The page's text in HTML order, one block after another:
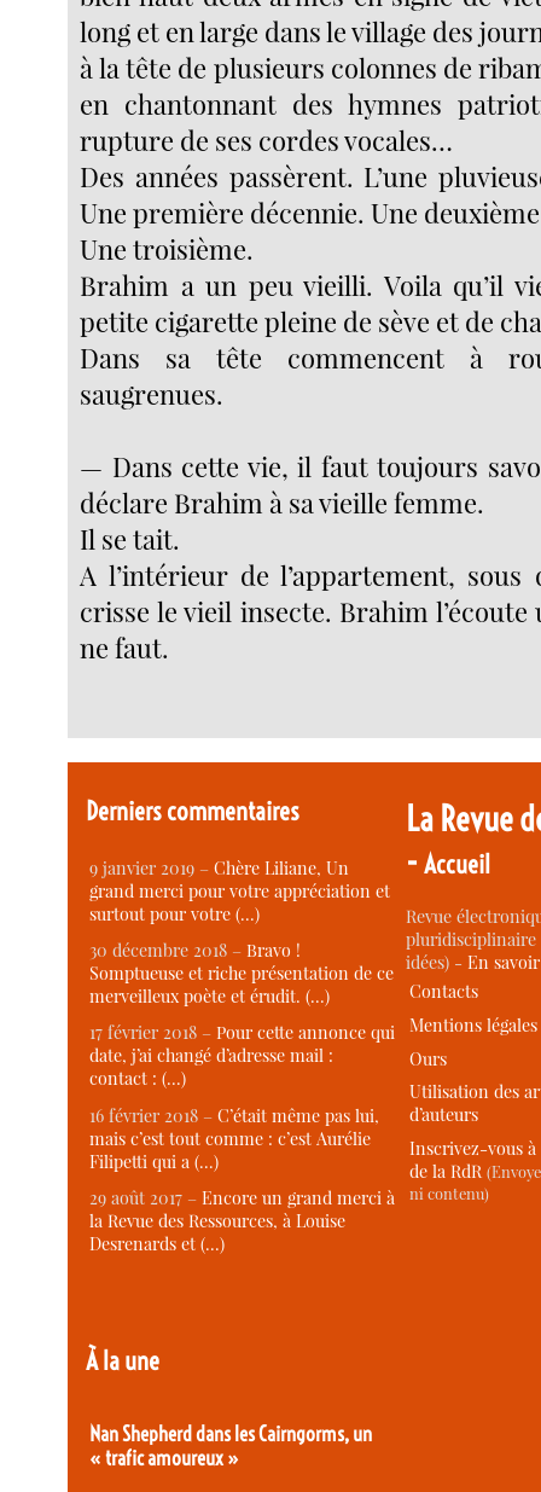
long et en large dans le village des
à la tête de plusieurs colonnes de
en chantonnant des hymnes
rupture de ses cordes vocales…
Des années passèrent. L’une
Une première décennie. Une
Une troisième.
Brahim a un peu vieilli. Voila qu’il
petite cigarette pleine de sève et de
Dans sa tête commencent à
saugrenues.
— Dans cette vie, il faut toujours
déclare Brahim à sa vieille femme.
Il se tait.
A l’intérieur de l’appartement, sous
crisse le vieil insecte. Brahim l’écoute
ne faut.
Derniers commentaires
9 janvier 2019 –Chère Liliane, Un
grand merci pour votre appréciation et
surtout pour votre (…)
30 décembre 2018 –Bravo !
Somptueuse et riche présentation de ce
merveilleux poète et érudit. (…)
17 février 2018 –Pour cette annonce qui
date, j’ai changé d’adresse mail :
contact : (…)
16 février 2018 –C’était même pas lui,
mais c’est tout comme : c’est Aurélie
Filipetti qui a (…)
29 août 2017 –Encore un grand merci à
la Revue des Ressources, à Louise
Desrenards et (…)
À la une
Nan Shepherd dans les Cairngorms, un
« trafic amoureux »
La Revue
-Accueil
Revue
idées) -En
Contacts
Mentions légales
Ours
Utilisation des
d’auteurs
Inscrivez-vous
de la RdR
ni contenu)